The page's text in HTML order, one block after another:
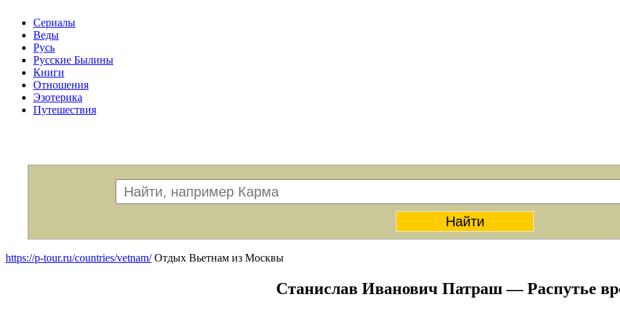
Сериалы
Веды
Русь
Русские Былины
Книги
Отношения
Эзотерика
Путешествия
https://p-tour.ru/countries/vetnam/Отдых Вьетнам из Москвы
Станислав Иванович Патраш — Распутье